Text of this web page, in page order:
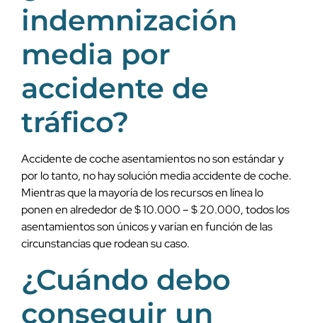
indemnización
media por
accidente de
tráfico?
Accidente de coche asentamientos no son estándar y
por lo tanto, no hay solución media accidente de coche.
Mientras que la mayoría de los recursos en línea lo
ponen en alrededor de $ 10.000 – $ 20.000, todos los
asentamientos son únicos y varían en función de las
circunstancias que rodean su caso.
¿Cuándo debo
conseguir un